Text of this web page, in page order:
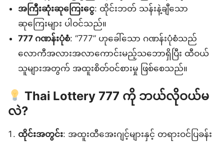
အကြီးဆုံးဆုကြေးငွေ: ထိုင်းဘတ် သန်းနဲ့ချီသော
ဆုကြေးများ ပါဝင်သည်။
777 ဂဏန်းပုံစံ: “777” ဟုခေါ်သော ဂဏန်းပုံစံသည်
လောကီအလားအလာကောင်းမည့်သဘောရှိပြီး ထီဝယ်
သူများအတွက် အထူးစိတ်ဝင်စားမှု ဖြစ်စေသည်။
Thai Lottery 777 ကို ဘယ်လိုဝယ်မ
လဲ?
ထိုင်းအတွင်း: အထူးထီအေးဂျင့်များနှင့် တရားဝင်ပြခန်း